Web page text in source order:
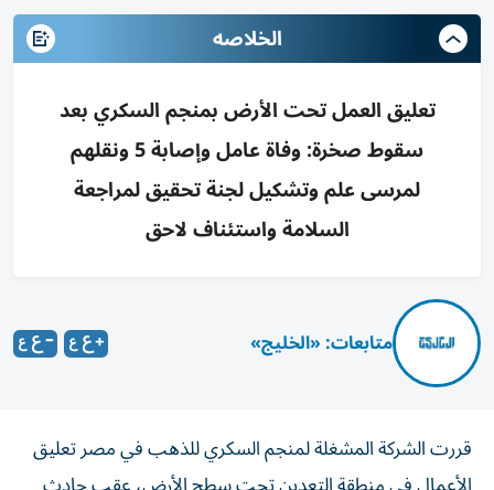
الخلاصه
تعليق العمل تحت الأرض بمنجم السكري بعد
سقوط صخرة: وفاة عامل وإصابة 5 ونقلهم
لمرسى علم وتشكيل لجنة تحقيق لمراجعة
السلامة واستئناف لاحق
متابعات: «الخليج»
قررت الشركة المشغلة لمنجم السكري للذهب في مصر تعليق